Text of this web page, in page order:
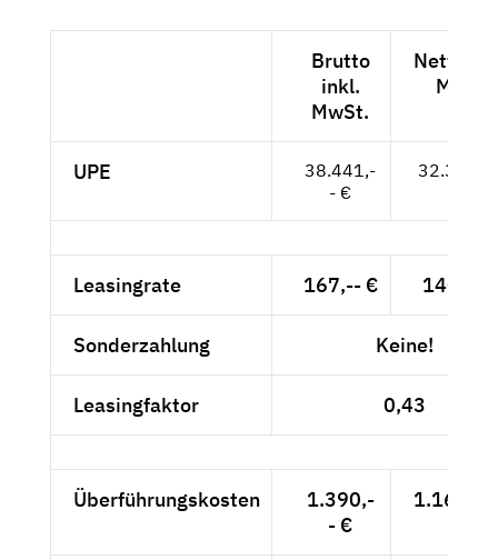
Brutto
inkl.
MwSt.
Netto
MwSt.
UPE
38.441,-
- €
Leasingrate 167,-- € 140,34
Sonderzahlung Keine!
Leasingfaktor 0,43
Überführungskosten
1.390,-
- €